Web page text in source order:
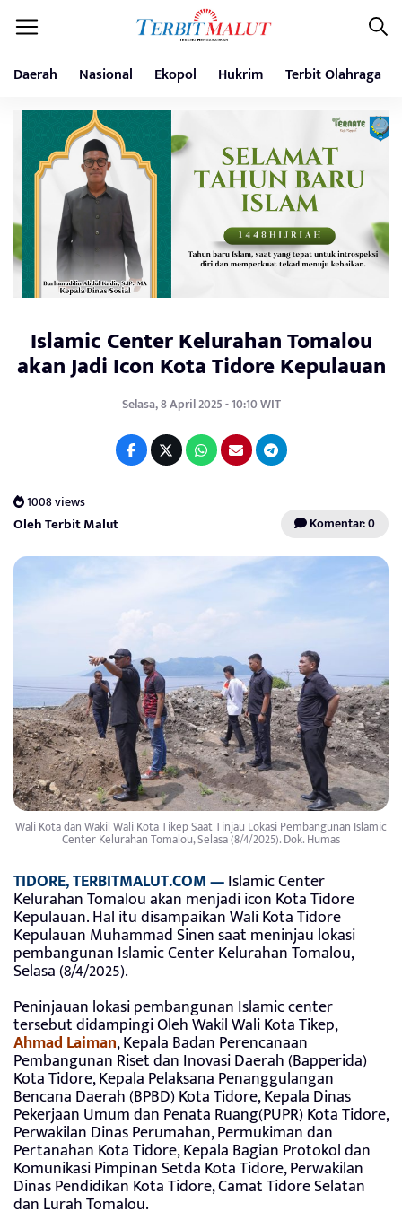
Daerah Nasional Ekopol Hukrim Terbit Olahraga
Islamic Center Kelurahan Tomalou
akan Jadi Icon Kota Tidore Kepulauan
Selasa, 8 April 2025 - 10:10 WIT
1008 views
Oleh Terbit Malut Komentar: 0
Wali Kota dan Wakil Wali Kota Tikep Saat Tinjau Lokasi Pembangunan Islamic
Center Kelurahan Tomalou, Selasa (8/4/2025). Dok. Humas
TIDORE, TERBITMALUT.COM —Islamic Center
Kelurahan Tomalou akan menjadi icon Kota Tidore
Kepulauan. Hal itu disampaikan Wali Kota Tidore
Kepulauan Muhammad Sinen saat meninjau lokasi
pembangunan Islamic Center Kelurahan Tomalou,
Selasa (8/4/2025).
Peninjauan lokasi pembangunan Islamic center
tersebut didampingi Oleh Wakil Wali Kota Tikep,
Ahmad Laiman, Kepala Badan Perencanaan
Pembangunan Riset dan Inovasi Daerah (Bapperida)
Kota Tidore, Kepala Pelaksana Penanggulangan
Bencana Daerah (BPBD) Kota Tidore, Kepala Dinas
Pekerjaan Umum dan Penata Ruang(PUPR) Kota Tidore,
Perwakilan Dinas Perumahan, Permukiman dan
Pertanahan Kota Tidore, Kepala Bagian Protokol dan
Komunikasi Pimpinan Setda Kota Tidore, Perwakilan
Dinas Pendidikan Kota Tidore, Camat Tidore Selatan
dan Lurah Tomalou.